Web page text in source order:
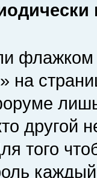
флажком
другой
того